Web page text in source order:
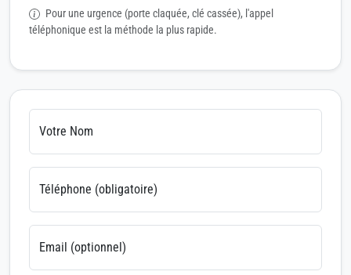
Pour une urgence (porte claquée, clé cassée), l'appel
téléphonique est la méthode la plus rapide.
Votre Nom
Téléphone (obligatoire)
Email (optionnel)